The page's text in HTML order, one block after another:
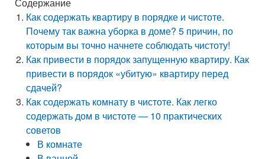
Как содержать квартиру в порядке и чистоте.
Почему так важна уборка в доме? 5 причин, по
которым вы точно начнете соблюдать чистоту!
Как привести в порядок запущенную квартиру. Как
привести в порядок «убитую» квартиру перед
сдачей?
Как содержать комнату в чистоте. Как легко
содержать дом в чистоте — 10 практических
советов
В комнате